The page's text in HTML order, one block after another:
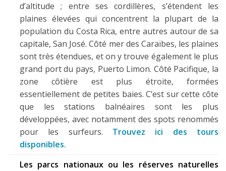
d’altitude ; entre ses cordillères, s’étendent les
plaines élevées qui concentrent la plupart de la
population du Costa Rica, entre autres autour de sa
capitale, San José. Côté mer des Caraïbes, les plaines
sont très étendues, et on y trouve également le plus
grand port du pays, Puerto Limon. Côté Pacifique, la
zone côtière est plus étroite, formées
essentiellement de petites baies. C’est sur cette côte
que les stations balnéaires sont les plus
développées, avec notamment des spots renommés
pour les surfeurs.
Trouvez ici des tours
disponibles.
Les parcs nationaux ou les réserves naturelles